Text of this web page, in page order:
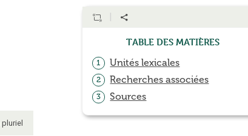
pluriel
Table des matières
1 Unités lexicales
2 Recherches associées
3 Sources